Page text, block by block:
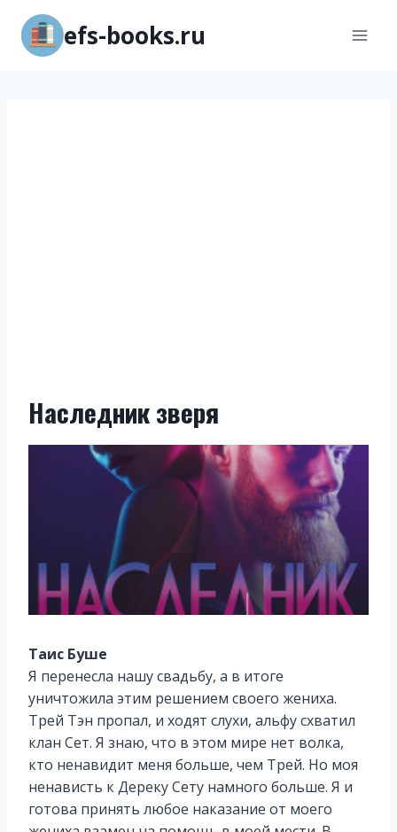
Перейти
содержимому
efs-books.ru
Наследник зверя
Таис Буше
Я перенесла нашу свадьбу, а в итоге
уничтожила этим решением своего жениха.
Трей Тэн пропал, и ходят слухи, альфу схватил
клан Сет. Я знаю, что в этом мире нет волка,
кто ненавидит меня больше, чем Трей. Но моя
ненависть к Дереку Сету намного больше. Я и
готова принять любое наказание от моего